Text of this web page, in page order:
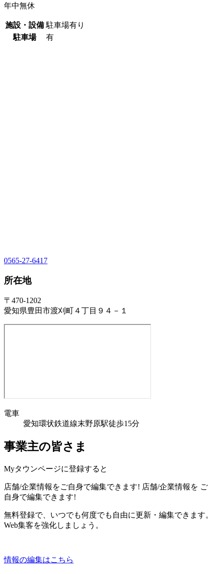
年中無休
施設・設備 駐車場有り
駐車場
有
0565-27-6417
所在地
〒470-1202
愛知県豊田市渡刈町４丁目９４－１
電車
愛知環状鉄道線末野原駅徒歩15分
事業主の皆さま
Myタウンページに登録すると
店舗/企業情報をご自身で編集できます! 店舗/企業情報を ご
自身で編集できます!
無料登録で、いつでも何度でも自由に更新・編集できます。
Web集客を強化しましょう。
情報の編集はこちら